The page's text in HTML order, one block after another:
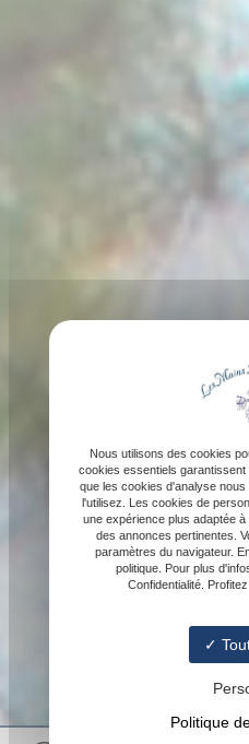
Nous utilisons des cookies
cookies essentiels garantissent
que les cookies d'analyse
l'utilisez. Les cookies de
une expérience plus adaptée
des annonces pertinentes.
paramètres du navigateur.
politique. Pour plus
Confidentialité.
Politique